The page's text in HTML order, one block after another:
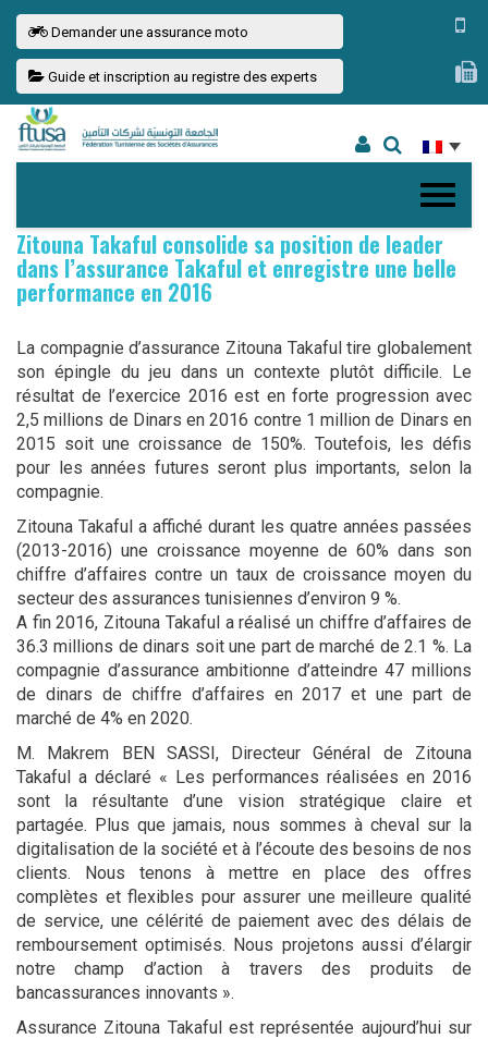
Demander une assurance moto
Guide et inscription au registre des experts
Zitouna Takaful consolide sa position de leader
dans l’assurance Takaful et enregistre une belle
performance en 2016
La compagnie d’assurance Zitouna Takaful tire globalement
son épingle du jeu dans un contexte plutôt difficile. Le
résultat de l’exercice 2016 est en forte progression avec
2,5 millions de Dinars en 2016 contre 1 million de Dinars en
2015 soit une croissance de 150%. Toutefois, les défis
pour les années futures seront plus importants, selon la
compagnie.
Zitouna Takaful a affiché durant les quatre années passées
(2013-2016) une croissance moyenne de 60% dans son
chiffre d’affaires contre un taux de croissance moyen du
secteur des assurances tunisiennes d’environ 9 %.
A fin 2016, Zitouna Takaful a réalisé un chiffre d’affaires de
36.3 millions de dinars soit une part de marché de 2.1 %. La
compagnie d’assurance ambitionne d’atteindre 47 millions
de dinars de chiffre d’affaires en 2017 et une part de
marché de 4% en 2020.
M. Makrem BEN SASSI, Directeur Général de Zitouna
Takaful a déclaré « Les performances réalisées en 2016
sont la résultante d’une vision stratégique claire et
partagée. Plus que jamais, nous sommes à cheval sur la
digitalisation de la société et à l’écoute des besoins de nos
clients. Nous tenons à mettre en place des offres
complètes et flexibles pour assurer une meilleure qualité
de service, une célérité de paiement avec des délais de
remboursement optimisés. Nous projetons aussi d’élargir
notre champ d’action à travers des produits de
bancassurances innovants ».
Assurance Zitouna Takaful est représentée aujourd’hui sur